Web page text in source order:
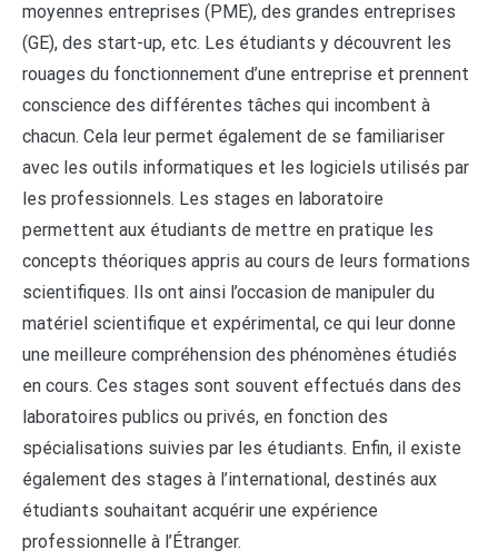
moyennes entreprises (PME), des grandes entreprises
(GE), des start-up, etc. Les étudiants y découvrent les
rouages du fonctionnement d’une entreprise et prennent
conscience des différentes tâches qui incombent à
chacun. Cela leur permet également de se familiariser
avec les outils informatiques et les logiciels utilisés par
les professionnels. Les stages en laboratoire
permettent aux étudiants de mettre en pratique les
concepts théoriques appris au cours de leurs formations
scientifiques. Ils ont ainsi l’occasion de manipuler du
matériel scientifique et expérimental, ce qui leur donne
une meilleure compréhension des phénomènes étudiés
en cours. Ces stages sont souvent effectués dans des
laboratoires publics ou privés, en fonction des
spécialisations suivies par les étudiants. Enfin, il existe
également des stages à l’international, destinés aux
étudiants souhaitant acquérir une expérience
professionnelle à l’Étranger.